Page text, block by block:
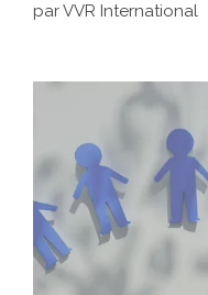
par VVR International